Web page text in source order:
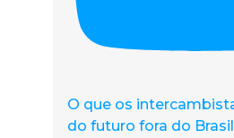
O que os
do futuro fora do